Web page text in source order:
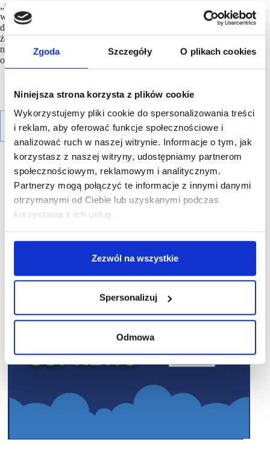
Zgoda Szczegóły O plikach cookies
Niniejsza strona korzysta z plików cookie
Wykorzystujemy pliki cookie do spersonalizowania treści
i reklam, aby oferować funkcje społecznościowe i
analizować ruch w naszej witrynie. Informacje o tym, jak
korzystasz z naszej witryny, udostępniamy partnerom
społecznościowym, reklamowym i analitycznym.
Partnerzy mogą połączyć te informacje z innymi danymi
otrzymanymi od Ciebie lub uzyskanymi podczas
korzystania z ich usług.
Zezwól na wszystkie
Spersonalizuj
Odmowa
„Odrobinę słabiej od konsensusu, ale wciąż z wysokim
wzrostem – tak kończymy 2025 rok na krajowej sprzedaży
detalicznej. Patrząc na indeks można dojść do wniosku,
że pod koniec ubiegłego roku zrodziło się pewne ożywienie
na tym froncie. Trzymamy kciuki za jego kontynuację” –
ocenili ekonomiści mBanku.
R E K L A M A